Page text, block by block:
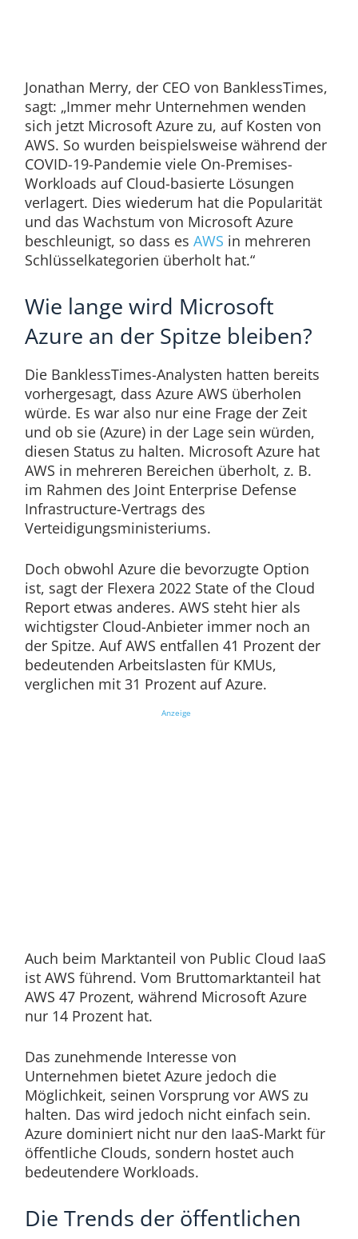
Jonathan Merry, der CEO von BanklessTimes,
sagt: „Immer mehr Unternehmen wenden
sich jetzt Microsoft Azure zu, auf Kosten von
AWS. So wurden beispielsweise während der
COVID-19-Pandemie viele On-Premises-
Workloads auf Cloud-basierte Lösungen
verlagert. Dies wiederum hat die Popularität
und das Wachstum von Microsoft Azure
beschleunigt, so dass es AWS in mehreren
Schlüsselkategorien überholt hat.“
Wie lange wird Microsoft
Azure an der Spitze bleiben?
Die BanklessTimes-Analysten hatten bereits
vorhergesagt, dass Azure AWS überholen
würde. Es war also nur eine Frage der Zeit
und ob sie (Azure) in der Lage sein würden,
diesen Status zu halten. Microsoft Azure hat
AWS in mehreren Bereichen überholt, z. B.
im Rahmen des Joint Enterprise Defense
Infrastructure-Vertrags des
Verteidigungsministeriums.
Doch obwohl Azure die bevorzugte Option
ist, sagt der Flexera 2022 State of the Cloud
Report etwas anderes. AWS steht hier als
wichtigster Cloud-Anbieter immer noch an
der Spitze. Auf AWS entfallen 41 Prozent der
bedeutenden Arbeitslasten für KMUs,
verglichen mit 31 Prozent auf Azure.
Anzeige
Auch beim Marktanteil von Public Cloud IaaS
ist AWS führend. Vom Bruttomarktanteil hat
AWS 47 Prozent, während Microsoft Azure
nur 14 Prozent hat.
Das zunehmende Interesse von
Unternehmen bietet Azure jedoch die
Möglichkeit, seinen Vorsprung vor AWS zu
halten. Das wird jedoch nicht einfach sein.
Azure dominiert nicht nur den IaaS-Markt für
öffentliche Clouds, sondern hostet auch
bedeutendere Workloads.
Die Trends der öffentlichen